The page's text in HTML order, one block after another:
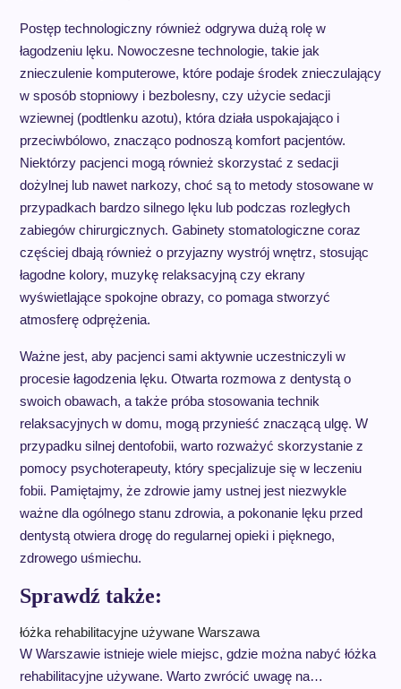
Postęp technologiczny również odgrywa dużą rolę w
łagodzeniu lęku. Nowoczesne technologie, takie jak
znieczulenie komputerowe, które podaje środek znieczulający
w sposób stopniowy i bezbolesny, czy użycie sedacji
wziewnej (podtlenku azotu), która działa uspokajająco i
przeciwbólowo, znacząco podnoszą komfort pacjentów.
Niektórzy pacjenci mogą również skorzystać z sedacji
dożylnej lub nawet narkozy, choć są to metody stosowane w
przypadkach bardzo silnego lęku lub podczas rozległych
zabiegów chirurgicznych. Gabinety stomatologiczne coraz
częściej dbają również o przyjazny wystrój wnętrz, stosując
łagodne kolory, muzykę relaksacyjną czy ekrany
wyświetlające spokojne obrazy, co pomaga stworzyć
atmosferę odprężenia.
Ważne jest, aby pacjenci sami aktywnie uczestniczyli w
procesie łagodzenia lęku. Otwarta rozmowa z dentystą o
swoich obawach, a także próba stosowania technik
relaksacyjnych w domu, mogą przynieść znaczącą ulgę. W
przypadku silnej dentofobii, warto rozważyć skorzystanie z
pomocy psychoterapeuty, który specjalizuje się w leczeniu
fobii. Pamiętajmy, że zdrowie jamy ustnej jest niezwykle
ważne dla ogólnego stanu zdrowia, a pokonanie lęku przed
dentystą otwiera drogę do regularnej opieki i pięknego,
zdrowego uśmiechu.
Sprawdź także:
łóżka rehabilitacyjne używane Warszawa
W Warszawie istnieje wiele miejsc, gdzie można nabyć łóżka
rehabilitacyjne używane. Warto zwrócić uwagę na…